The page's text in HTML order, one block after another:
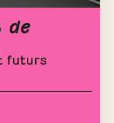
futurs